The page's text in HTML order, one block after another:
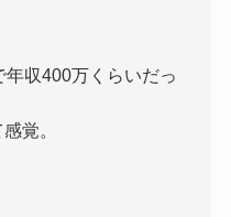
収400万くらいだっ
覚。